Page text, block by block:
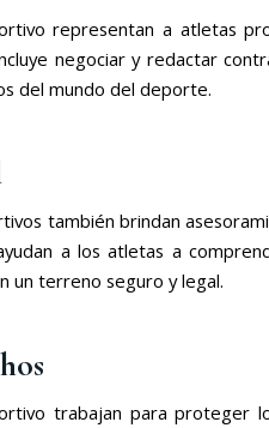
representan a atletas
negociar y redactar
del mundo del deporte.
también brindan
a los atletas a
un terreno seguro y legal.
trabajan para proteger